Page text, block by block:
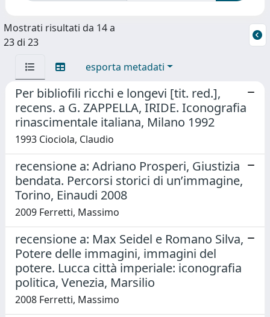
Mostrati risultati da 14 a
23 di 23
esporta metadati
Per bibliofili ricchi e longevi [tit. red.],
recens. a G. ZAPPELLA, IRIDE. Iconografia
rinascimentale italiana, Milano 1992
1993 Ciociola, Claudio
recensione a: Adriano Prosperi, Giustizia
bendata. Percorsi storici di un’immagine,
Torino, Einaudi 2008
2009 Ferretti, Massimo
recensione a: Max Seidel e Romano Silva,
Potere delle immagini, immagini del
potere. Lucca città imperiale: iconografia
politica, Venezia, Marsilio
2008 Ferretti, Massimo